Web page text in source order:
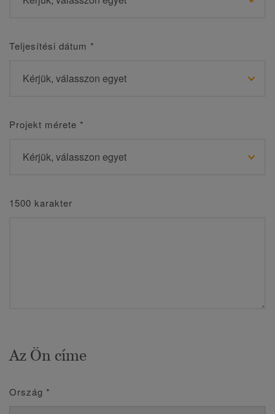
Teljesítési dátum *
Projekt mérete *
1500 karakter
Az Ön címe
Ország *